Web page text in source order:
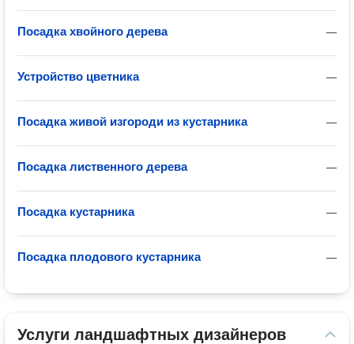
—
Посадка хвойного дерева
—
Устройство цветника
—
Посадка живой изгороди из кустарника
—
Посадка лиственного дерева
—
Посадка кустарника
—
Посадка плодового кустарника
Услуги ландшафтных дизайнеров